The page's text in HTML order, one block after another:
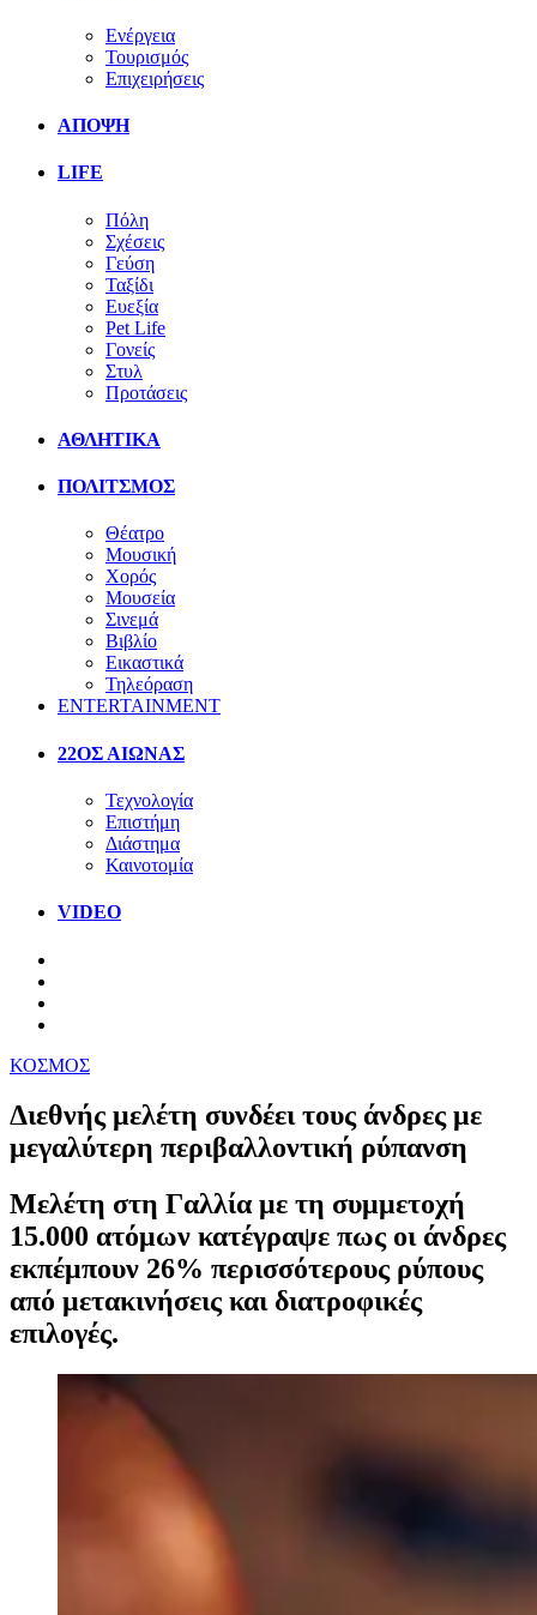
Ενέργεια
Τουρισμός
Επιχειρήσεις
ΑΠΟΨΗ
LIFE
Πόλη
Σχέσεις
Γεύση
Ταξίδι
Ευεξία
Pet Life
Γονείς
Στυλ
Προτάσεις
ΑΘΛΗΤΙΚΑ
ΠΟΛΙΤΣΜΟΣ
Θέατρο
Μουσική
Χορός
Μουσεία
Σινεμά
Βιβλίο
Εικαστικά
Τηλεόραση
ENTERTAINMENT
22ΟΣ ΑΙΩΝΑΣ
Τεχνολογία
Επιστήμη
Διάστημα
Καινοτομία
VIDEO
ΚΟΣΜΟΣ
Διεθνής μελέτη συνδέει τους άνδρες με
μεγαλύτερη περιβαλλοντική ρύπανση
Μελέτη στη Γαλλία με τη συμμετοχή
15.000 ατόμων κατέγραψε πως οι άνδρες
εκπέμπουν 26% περισσότερους ρύπους
από μετακινήσεις και διατροφικές
επιλογές.